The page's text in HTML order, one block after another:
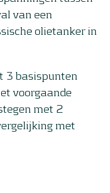
van een
olietanker in
3 basispunten
voorgaande
met 2
met